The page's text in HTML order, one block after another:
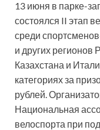
13 июня в парке-
состоялся II этап
среди
и других регионов
Казахстана и
категориях за
рублей.
Национальная
велоспорта при